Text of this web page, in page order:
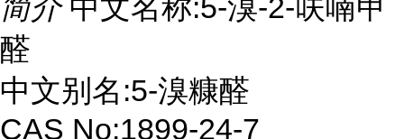
简介 中文名称:5-溴-2-呋喃甲
醛
中文别名:5-溴糠醛
CAS No:1899-24-7